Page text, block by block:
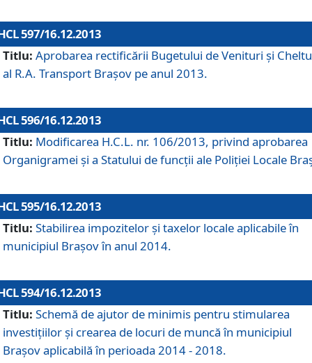
597/16.12.2013
Titlu: Aprobarea rectificării Bugetului de Venituri şi
al R.A. Transport Braşov pe anul 2013.
596/16.12.2013
Titlu: Modificarea H.C.L. nr. 106/2013, privind aprobarea
Organigramei şi a Statului de funcţii ale Poliţiei Locale
595/16.12.2013
Titlu: Stabilirea impozitelor şi taxelor locale aplicabile în
municipiul Braşov în anul 2014.
594/16.12.2013
Titlu: Schemă de ajutor de minimis pentru stimularea
investiţiilor şi crearea de locuri de muncă în municipiul
Braşov aplicabilă în perioada 2014 - 2018.